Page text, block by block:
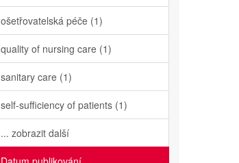
ošetřovatelská péče (1)
quality of nursing care (1)
sanitary care (1)
self-sufficiency of patients (1)
... zobrazit další